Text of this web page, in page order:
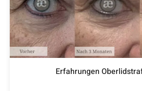
Erfahrungen